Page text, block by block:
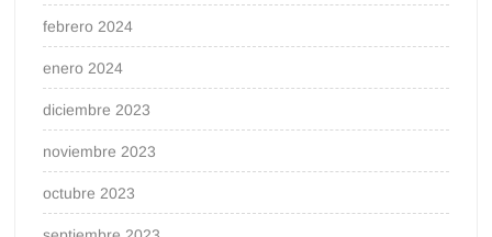
febrero 2024
enero 2024
diciembre 2023
noviembre 2023
octubre 2023